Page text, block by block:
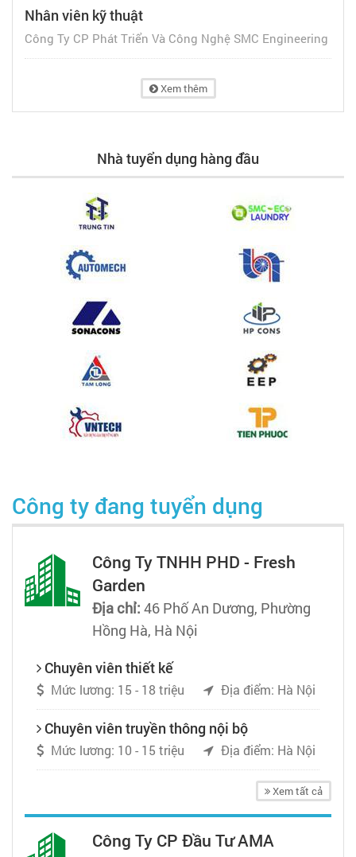
Nhân viên kỹ thuật
Công Ty CP Phát Triển Và Công Nghệ SMC Engineering
Xem thêm
Nhà tuyển dụng hàng đầu
Công ty đang tuyển dụng
Công Ty TNHH PHD - Fresh
Garden
Địa chỉ: 46 Phố An Dương, Phường
Hồng Hà, Hà Nội
Chuyên viên thiết kế
Mức lương: 15 - 18 triệu Địa điểm: Hà Nội
Chuyên viên truyền thông nội bộ
Mức lương: 10 - 15 triệu Địa điểm: Hà Nội
Xem tất cả
Công Ty CP Đầu Tư AMA